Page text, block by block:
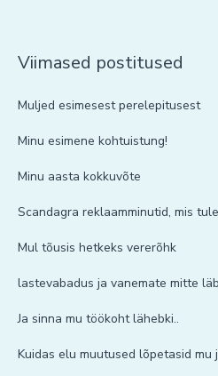
Viimased postitused
Muljed esimesest perelepitusest
Minu esimene kohtuistung!
Minu aasta kokkuvõte
Scandagra reklaamminutid, mis
Mul tõusis hetkeks vererõhk
lastevabadus ja vanemate mitte
Ja sinna mu töökoht lähebki..
Kuidas elu muutused lõpetasid mu